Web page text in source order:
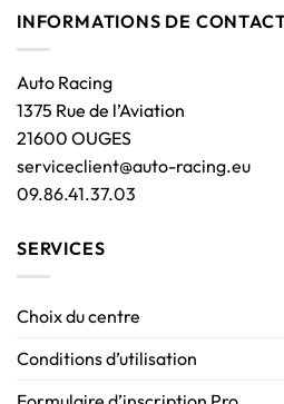
INFORMATIONS DE
Auto Racing
1375 Rue de l’Aviation
21600 OUGES
serviceclient@auto-racing.eu
09.86.41.37.03
SERVICES
Choix du centre
Conditions d’utilisation